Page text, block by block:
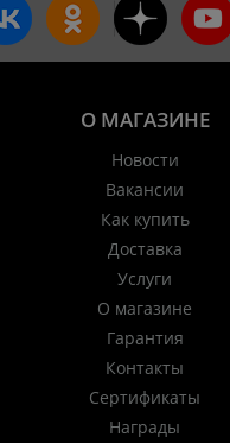
О МАГАЗИНЕ
Новости
Вакансии
Как купить
Доставка
Услуги
О магазине
Гарантия
Контакты
Сертификаты
Награды